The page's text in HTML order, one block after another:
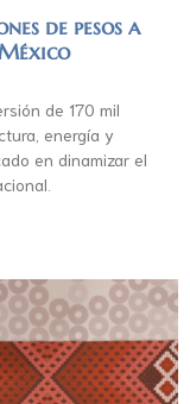
de pesos a
de 170 mil
energía y
en dinamizar el